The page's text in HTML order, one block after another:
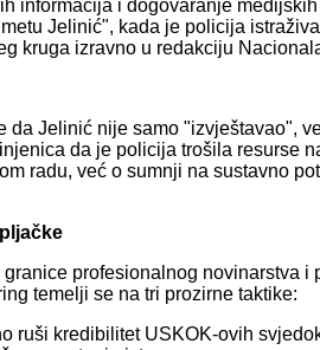
informacija i dogovaranje
Jelinić", kada je policija
kruga izravno u redakciju
da Jelinić nije samo "izvještavao",
da je policija trošila resurse
radu, već o sumnji na sustavno
profesionalnog novinarstva i
temelji se na tri prozirne taktike:
ruši kredibilitet USKOK-ovih